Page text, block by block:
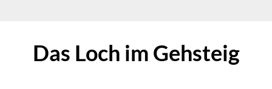
Das Loch im Gehsteig